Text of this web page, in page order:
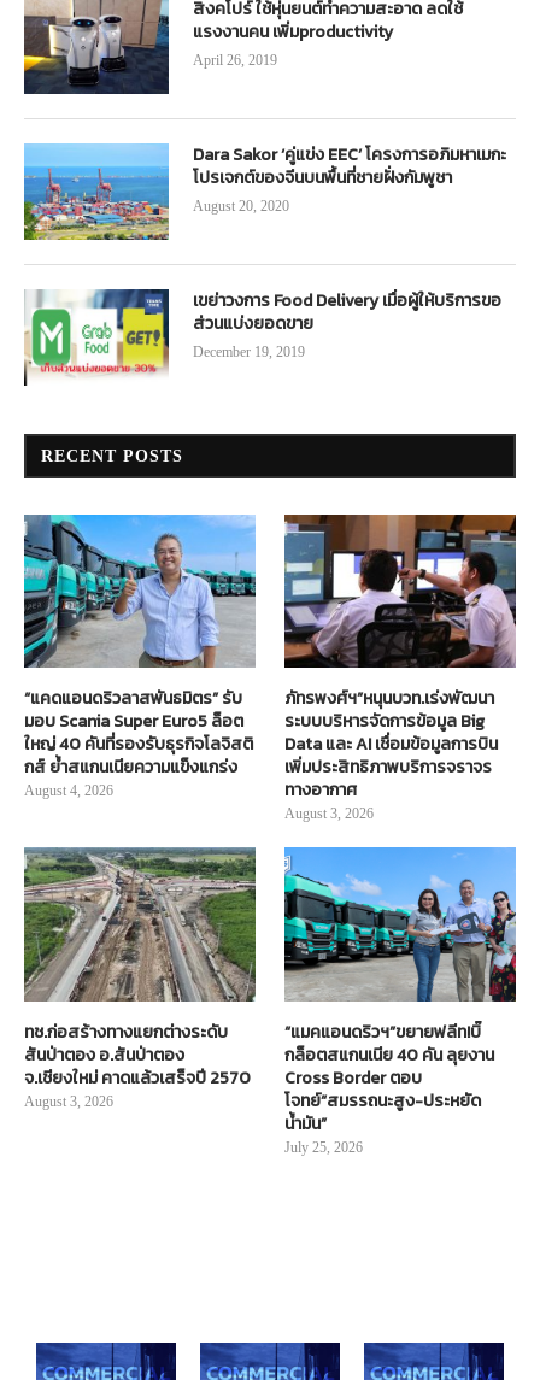
สิงคโปร์ ใช้หุ่นยนต์ทำความสะอาด ลดใช้
แรงงานคน เพิ่มproductivity
April 26, 2019
Dara Sakor ‘คู่แข่ง EEC’ โครงการอภิมหาเมกะ
โปรเจกต์ของจีนบนพื้นที่ชายฝั่งกัมพูชา
August 20, 2020
เขย่าวงการ Food Delivery เมื่อผู้ให้บริการขอ
ส่วนแบ่งยอดขาย
December 19, 2019
RECENT POSTS
“แคดแอนดริวลาสพันธมิตร” รับ
มอบ Scania Super Euro5 ล็อต
ใหญ่ 40 คันที่รองรับธุรกิจโลจิสติ
กส์ ย้ำสแกนเนียความแข็งแกร่ง
August 4, 2026
ภัทรพงศ์ฯ”หนุนบวท.เร่งพัฒนา
ระบบบริหารจัดการข้อมูล Big
Data และ AI เชื่อมข้อมูลการบิน
เพิ่มประสิทธิภาพบริการจราจร
ทางอากาศ
August 3, 2026
ทช.ก่อสร้างทางแยกต่างระดับ
สันป่าตอง อ.สันป่าตอง
จ.เชียงใหม่ คาดแล้วเสร็จปี 2570
August 3, 2026
“แมคแอนดริวฯ”ขยายฟลีท!บิ๊
กล็อตสแกนเนีย 40 คัน ลุยงาน
Cross Border ตอบ
โจทย์“สมรรถนะสูง-ประหยัด
น้ำมัน”
July 25, 2026